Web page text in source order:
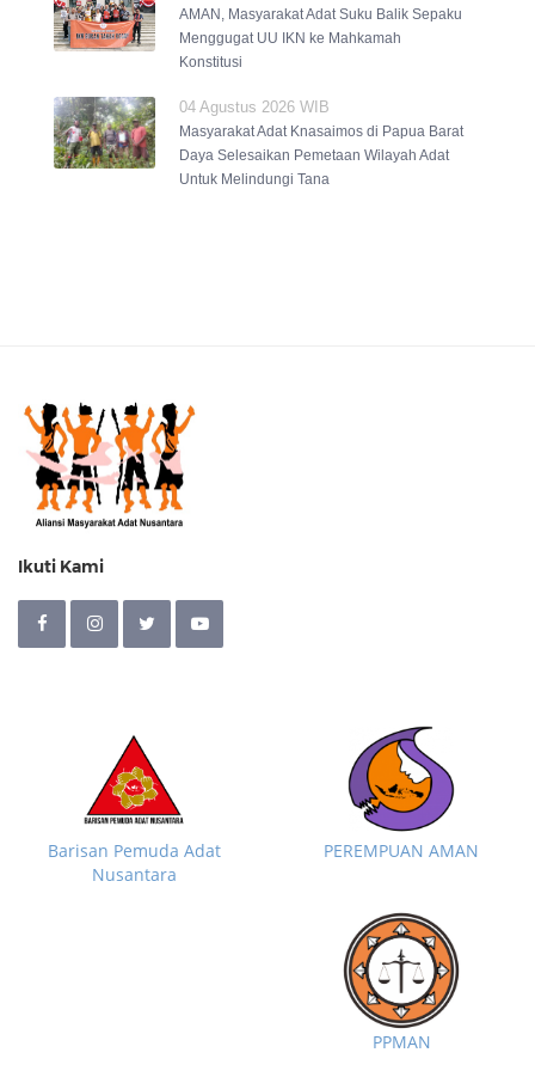
AMAN, Masyarakat Adat Suku Balik Sepaku
Menggugat UU IKN ke Mahkamah
Konstitusi
04 Agustus 2026 WIB
Masyarakat Adat Knasaimos di Papua Barat
Daya Selesaikan Pemetaan Wilayah Adat
Untuk Melindungi Tana
Ikuti Kami
Barisan Pemuda Adat
Nusantara
PEREMPUAN AMAN
PPMAN